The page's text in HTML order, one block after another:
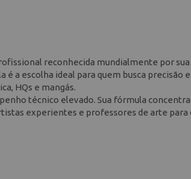
reconhecida mundialmente por sua
a escolha ideal para quem busca precisão e
HQs e mangás.
técnico elevado. Sua fórmula
experientes e professores de arte para